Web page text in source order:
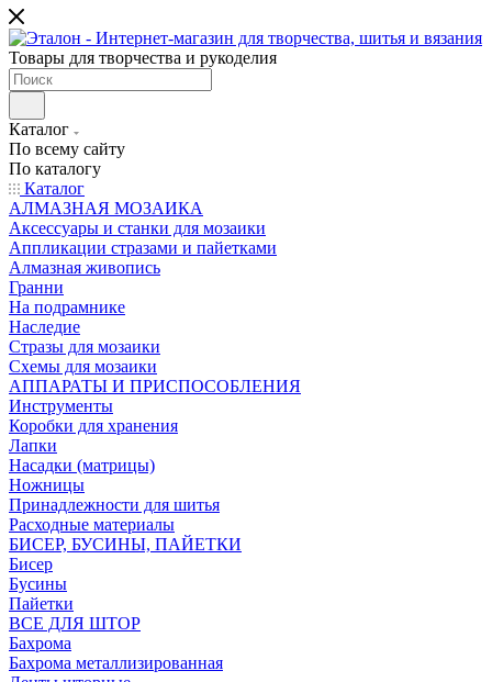
Товары для творчества и рукоделия
Каталог
По всему сайту
По каталогу
Каталог
АЛМАЗНАЯ МОЗАИКА
Аксессуары и станки для мозаики
Аппликации стразами и пайетками
Алмазная живопись
Гранни
На подрамнике
Наследие
Стразы для мозаики
Схемы для мозаики
АППАРАТЫ И ПРИСПОСОБЛЕНИЯ
Инструменты
Коробки для хранения
Лапки
Насадки (матрицы)
Ножницы
Принадлежности для шитья
Расходные материалы
БИСЕР, БУСИНЫ, ПАЙЕТКИ
Бисер
Бусины
Пайетки
ВСЕ ДЛЯ ШТОР
Бахрома
Бахрома металлизированная